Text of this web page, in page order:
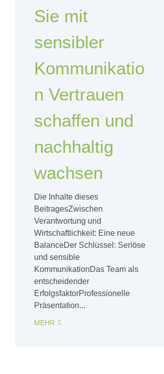
Sie mit
sensibler
Kommunikatio
n Vertrauen
schaffen und
nachhaltig
wachsen
Die Inhalte dieses
BeitragesZwischen
Verantwortung und
Wirtschaftlichkeit: Eine neue
BalanceDer Schlüssel: Seriöse
und sensible
KommunikationDas Team als
entscheidender
ErfolgsfaktorProfessionelle
Präsentation...
MEHR